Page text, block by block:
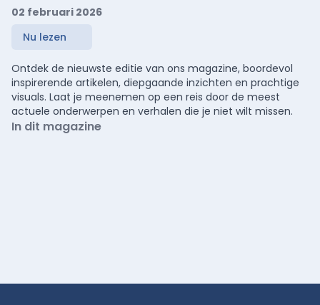
02 februari 2026
Nu lezen
Ontdek de nieuwste editie van ons magazine, boordevol
inspirerende artikelen, diepgaande inzichten en prachtige
visuals. Laat je meenemen op een reis door de meest
actuele onderwerpen en verhalen die je niet wilt missen.
In dit magazine